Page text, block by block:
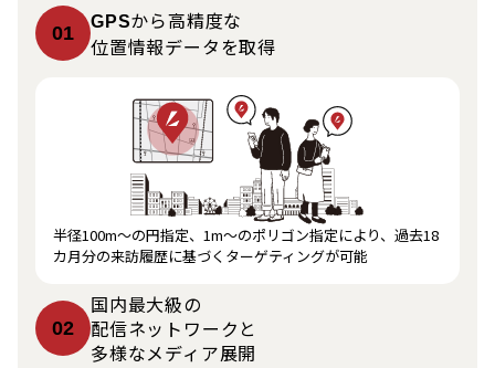
01 GPSから高精度な
位置情報データを取得
半径100m〜の円指定、1m〜のポリゴン指定により、過去18
カ月分の来訪履歴に基づくターゲティングが可能
02
国内最大級の
配信ネットワークと
多様なメディア展開